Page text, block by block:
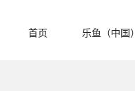
首页 乐鱼（中国）